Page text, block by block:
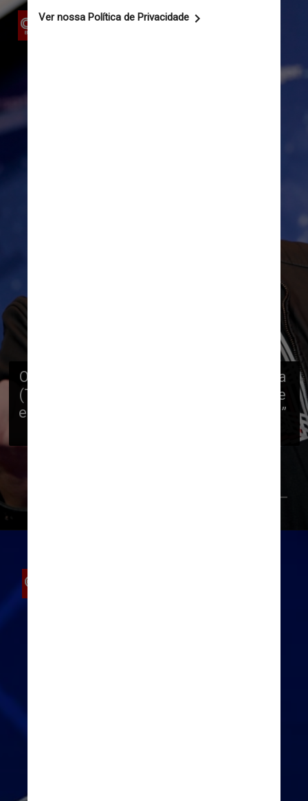
O proprietário do Twitter e CEO da Tesla
(TSLA), Musk, recentemente twittou que
estaria “pronto para uma briga no ringue”